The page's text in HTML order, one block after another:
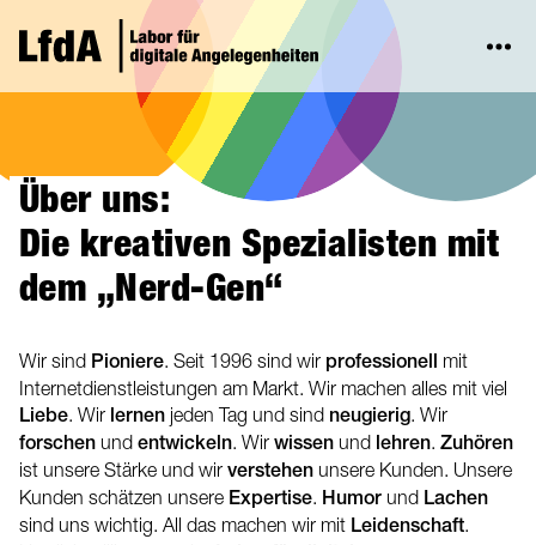
Über uns:
Die kreativen Spezialisten mit
dem „Nerd-Gen“
Wir sind Pioniere. Seit 1996 sind wir professionell mit
Internetdienstleistungen am Markt. Wir machen alles mit viel
Liebe. Wir lernen jeden Tag und sind neugierig. Wir
forschen und entwickeln. Wir wissen und lehren. Zuhören
ist unsere Stärke und wir verstehen unsere Kunden. Unsere
Kunden schätzen unsere Expertise. Humor und Lachen
sind uns wichtig. All das machen wir mit Leidenschaft.